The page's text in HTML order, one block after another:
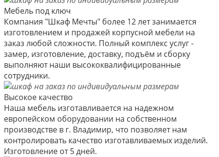
Мебель под ключ
Компания "Шкаф Мечты" более 12 лет занимается
изготовлением и продажей корпусной мебели на
заказ любой сложности. Полный комплекс услуг -
замер, изготовление, доставку, подъём и сборку
выполняют наши высококвалифицированные
сотрудники.
Высокое качество
Наша мебель изготавливается на надежном
европейском оборудовании на собственном
производстве в г. Владимир, что позволяет нам
контролировать качество изготавливаемых изделий.
Изготовление от 5 дней.